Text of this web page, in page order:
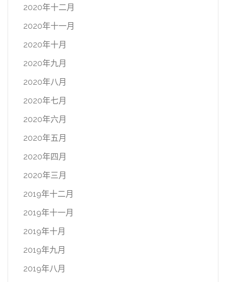
2020年十二月
2020年十一月
2020年十月
2020年九月
2020年八月
2020年七月
2020年六月
2020年五月
2020年四月
2020年三月
2019年十二月
2019年十一月
2019年十月
2019年九月
2019年八月